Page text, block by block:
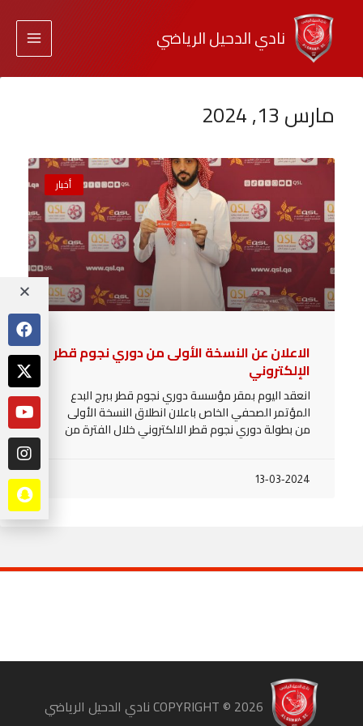
نادي الدحيل الرياضي
مارس 13, 2024
أخبار
الاعلان عن النسخة الأولى من دوري نجوم قطر
الإلكتروني
انعقد اليوم بمقر مؤسسة دوري نجوم قطر ببرج البدع
المؤتمر الصحفي الخاص باعلان انطلاق النسخة الأولى
من بطولة دوري نجوم قطر الالكتروني خلال الفترة من
13-03-2024
2026 نادي الدحيل الرياضي